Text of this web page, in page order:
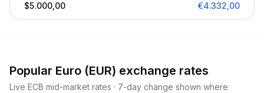
$5.000,00 €4.332,00
Popular Euro (EUR) exchange rates
Live ECB mid-market rates · 7-day change shown where